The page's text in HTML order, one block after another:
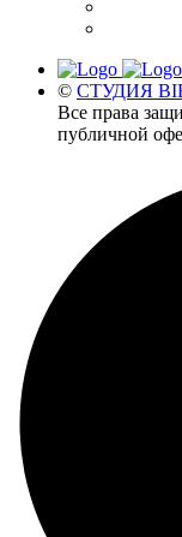
© СТУДИЯ
Все права
публичной